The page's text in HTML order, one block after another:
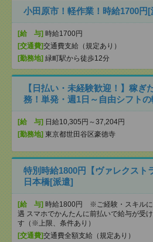
小田原市！軽作業！時給1700円[
[給 与] 時給1700円
[交通費]交通費支給（規定あり）
[勤務地] 緑町駅から徒歩12分
【日払い・未経験歓迎！】稼ぎ
務！単発・週1日～自由シフト
[給 与] 日給10,305円～37,204円
[勤務地] 東京都世田谷区豪徳寺
特別時給1800円【ヴァレクス
日本橋[派遣]
[給 与] 時給1800円 ※ご経験・スキル
遇 スマホでかんたんに前払いで給与が受
す（※上限、条件あり）
[交通費]交通費全額支給（規定あり）